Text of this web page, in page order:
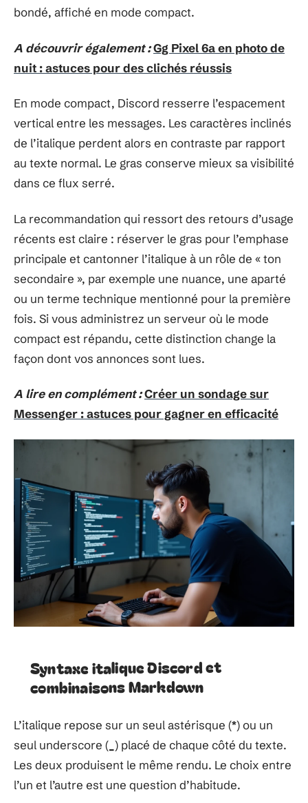
bondé, affiché en mode compact.
A découvrir également :Gg Pixel 6a en photo de
nuit : astuces pour des clichés réussis
En mode compact, Discord resserre l’espacement
vertical entre les messages. Les caractères inclinés
de l’italique perdent alors en contraste par rapport
au texte normal. Le gras conserve mieux sa visibilité
dans ce flux serré.
La recommandation qui ressort des retours d’usage
récents est claire : réserver le gras pour l’emphase
principale et cantonner l’italique à un rôle de « ton
secondaire », par exemple une nuance, une aparté
ou un terme technique mentionné pour la première
fois. Si vous administrez un serveur où le mode
compact est répandu, cette distinction change la
façon dont vos annonces sont lues.
A lire en complément :Créer un sondage sur
Messenger : astuces pour gagner en efficacité
Syntaxe italique Discord et
combinaisons Markdown
L’italique repose sur un seul astérisque (*) ou un
seul underscore ( ) placé de chaque côté du texte.
Les deux produisent le même rendu. Le choix entre
l’un et l’autre est une question d’habitude.